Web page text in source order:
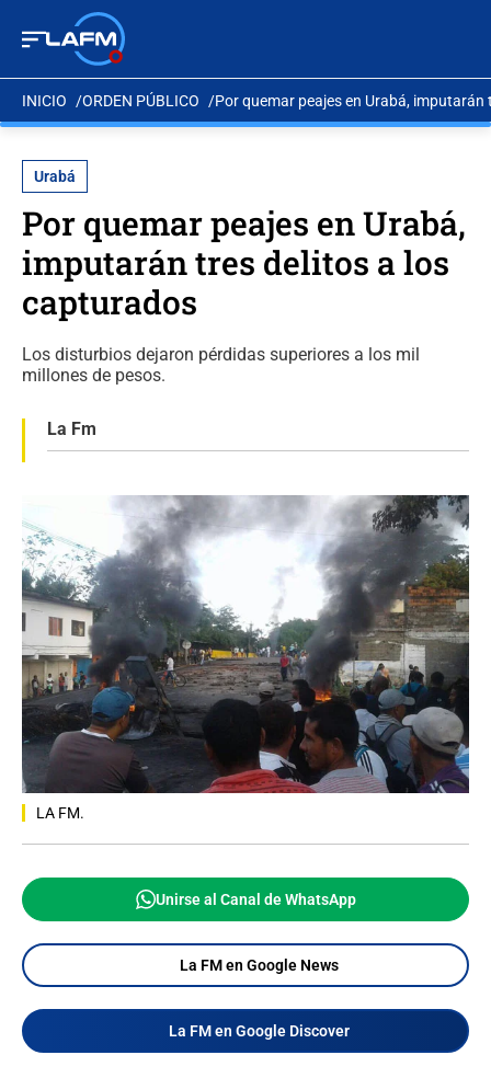
INICIO ORDEN PÚBLICO Por quemar peajes en Urabá,
Urabá
Por quemar peajes en Urabá,
imputarán tres delitos a los
capturados
Los disturbios dejaron pérdidas superiores a los mil
millones de pesos.
La Fm
LA FM.
Unirse al Canal de WhatsApp
La FM en Google News
La FM en Google Discover